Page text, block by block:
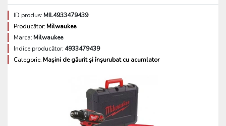
ID produs:MIL4933479439
Producător:Milwaukee
Marca:Milwaukee
Indice producător: 4933479439
Categorie:Mașini de găurit și înșurubat cu acumlator